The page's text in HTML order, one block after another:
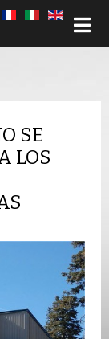
SE
LOS